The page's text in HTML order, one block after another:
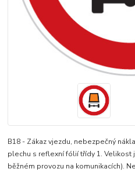
B18 - Zákaz vjezdu, nebezpečný
plechu s reflexní fólií třídy 1. Velikost
běžném provozu na komunikacích).